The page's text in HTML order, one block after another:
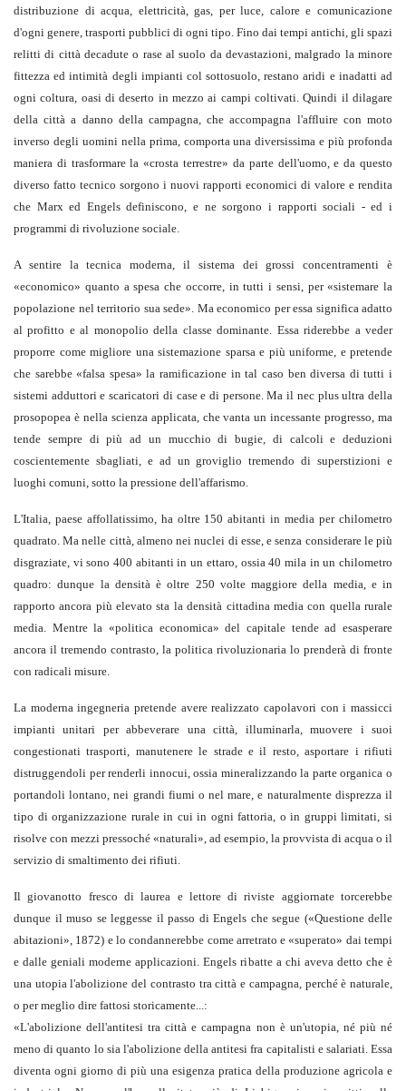
distribuzione di acqua, elettricità, gas, per luce, calore e comunicazione
d'ogni genere, trasporti pubblici di ogni tipo. Fino dai tempi antichi, gli spazi
relitti di città decadute o rase al suolo da devastazioni, malgrado la minore
fittezza ed intimità degli impianti col sottosuolo, restano aridi e inadatti ad
ogni coltura, oasi di deserto in mezzo ai campi coltivati. Quindi il dilagare
della città a danno della campagna, che accompagna l'affluire con moto
inverso degli uomini nella prima, comporta una diversissima e più profonda
maniera di trasformare la «crosta terrestre» da parte dell'uomo, e da questo
diverso fatto tecnico sorgono i nuovi rapporti economici di valore e rendita
che Marx ed Engels definiscono, e ne sorgono i rapporti sociali - ed i
programmi di rivoluzione sociale.
A sentire la tecnica moderna, il sistema dei grossi concentramenti è
«economico» quanto a spesa che occorre, in tutti i sensi, per «sistemare la
popolazione nel territorio sua sede». Ma economico per essa significa adatto
al profitto e al monopolio della classe dominante. Essa riderebbe a veder
proporre come migliore una sistemazione sparsa e più uniforme, e pretende
che sarebbe «falsa spesa» la ramificazione in tal caso ben diversa di tutti i
sistemi adduttori e scaricatori di case e di persone. Ma il nec plus ultra della
prosopopea è nella scienza applicata, che vanta un incessante progresso, ma
tende sempre di più ad un mucchio di bugie, di calcoli e deduzioni
coscientemente sbagliati, e ad un groviglio tremendo di superstizioni e
luoghi comuni, sotto la pressione dell'affarismo.
L'Italia, paese affollatissimo, ha oltre 150 abitanti in media per chilometro
quadrato. Ma nelle città, almeno nei nuclei di esse, e senza considerare le più
disgraziate, vi sono 400 abitanti in un ettaro, ossia 40 mila in un chilometro
quadro: dunque la densità è oltre 250 volte maggiore della media, e in
rapporto ancora più elevato sta la densità cittadina media con quella rurale
media. Mentre la «politica economica» del capitale tende ad esasperare
ancora il tremendo contrasto, la politica rivoluzionaria lo prenderà di fronte
con radicali misure.
La moderna ingegneria pretende avere realizzato capolavori con i massicci
impianti unitari per abbeverare una città, illuminarla, muovere i suoi
congestionati trasporti, manutenere le strade e il resto, asportare i rifiuti
distruggendoli per renderli innocui, ossia mineralizzando la parte organica o
portandoli lontano, nei grandi fiumi o nel mare, e naturalmente disprezza il
tipo di organizzazione rurale in cui in ogni fattoria, o in gruppi limitati, si
risolve con mezzi pressoché «naturali», ad esempio, la provvista di acqua o il
servizio di smaltimento dei rifiuti.
Il giovanotto fresco di laurea e lettore di riviste aggiornate torcerebbe
dunque il muso se leggesse il passo di Engels che segue («Questione delle
abitazioni», 1872) e lo condannerebbe come arretrato e «superato» dai tempi
e dalle geniali moderne applicazioni. Engels ribatte a chi aveva detto che è
una utopia l'abolizione del contrasto tra città e campagna, perché è naturale,
o per meglio dire fattosi storicamente...:
«L'abolizione dell'antitesi tra città e campagna non è un'utopia, né più né
meno di quanto lo sia l'abolizione della antitesi fra capitalisti e salariati. Essa
diventa ogni giorno di più una esigenza pratica della produzione agricola e